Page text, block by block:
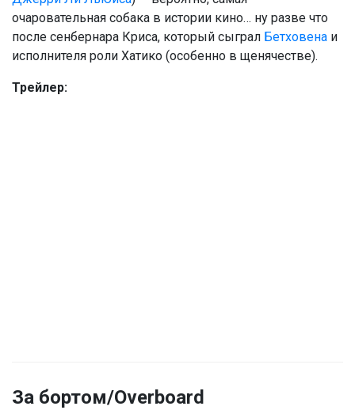
очаровательная собака в истории кино… ну разве что
после сенбернара Криса, который сыграл Бетховена и
исполнителя роли Хатико (особенно в щенячестве).
Трейлер:
За бортом/Overboard